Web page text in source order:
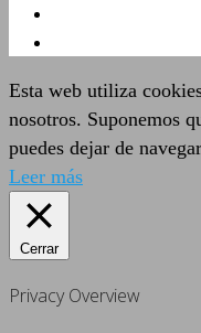
Esta web utiliza
nosotros. Suponemos
puedes dejar de
Leer más
Cerrar
Privacy Overview